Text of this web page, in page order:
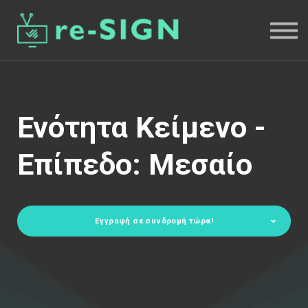
Είσοδος
Εγγραφή
ΕΝΓ+
Ενότητα Κείμενο -
Επίπεδο: Μεσαίο
Εγγραφή σε συνδρομή τώρα!